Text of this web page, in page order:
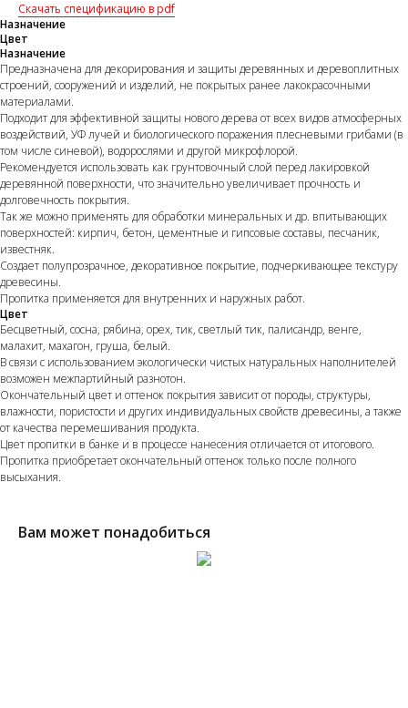
Cкачать спецификацию в pdf
Назначение
Цвет
Назначение
Предназначена для декорирования и защиты деревянных и деревоплитных
строений, сооружений и изделий, не покрытых ранее лакокрасочными
материалами.
Подходит для эффективной защиты нового дерева от всех видов атмосферных
воздействий, УФ лучей и биологического поражения плесневыми грибами (в
том числе синевой), водорослями и другой микрофлорой.
Рекомендуется использовать как грунтовочный слой перед лакировкой
деревянной поверхности, что значительно увеличивает прочность и
долговечность покрытия.
Так же можно применять для обработки минеральных и др. впитывающих
поверхностей: кирпич, бетон, цементные и гипсовые составы, песчаник,
известняк.
Создает полупрозрачное, декоративное покрытие, подчеркивающее текстуру
древесины.
Пропитка применяется для внутренних и наружных работ.
Цвет
Бесцветный, сосна, рябина, орех, тик, светлый тик, палисандр, венге,
малахит, махагон, груша, белый.
В связи с использованием экологически чистых натуральных наполнителей
возможен межпартийный разнотон.
Окончательный цвет и оттенок покрытия зависит от породы, структуры,
влажности, пористости и других индивидуальных свойств древесины, а также
от качества перемешивания продукта.
Цвет пропитки в банке и в процессе нанесения отличается от итогового.
Пропитка приобретает окончательный оттенок только после полного
высыхания.
Вам может понадобиться